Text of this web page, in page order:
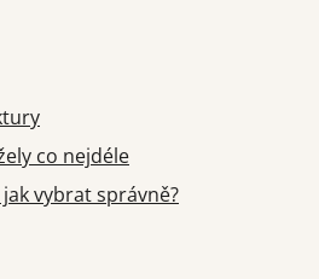
co nejdéle
vybrat správně?